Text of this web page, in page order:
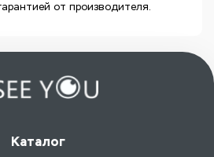
от производителя.
Каталог